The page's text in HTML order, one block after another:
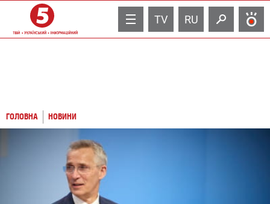
TV RU
ГОЛОВНА НОВИНИ